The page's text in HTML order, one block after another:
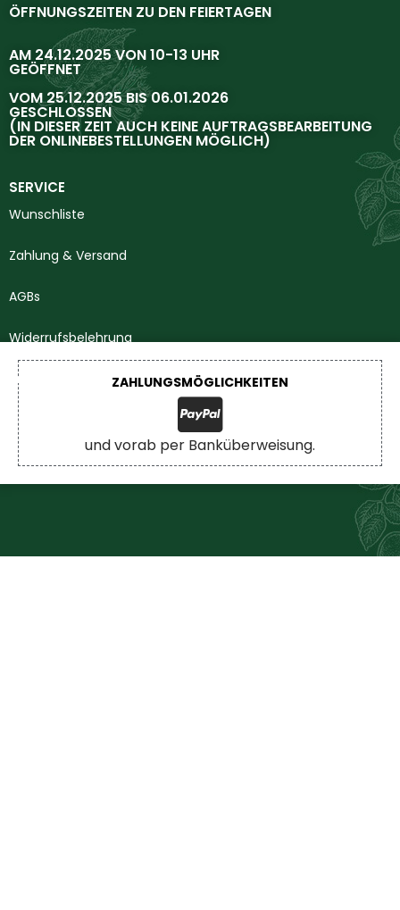
ÖFFNUNGSZEITEN ZU DEN FEIERTAGEN
AM 24.12.2025 VON 10-13 UHR
GEÖFFNET
VOM 25.12.2025 BIS 06.01.2026
GESCHLOSSEN
(IN DIESER ZEIT AUCH KEINE AUFTRAGSBEARBEITUNG
DER ONLINEBESTELLUNGEN MÖGLICH)
SERVICE
Wunschliste
Zahlung & Versand
AGBs
Widerrufsbelehrung
Impressum
Datenschutzerklärung
ZAHLUNGSMÖGLICHKEITEN
und vorab per Banküberweisung.